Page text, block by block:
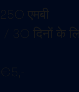
250 एमबी
/ 30 दिनों के
€5,-